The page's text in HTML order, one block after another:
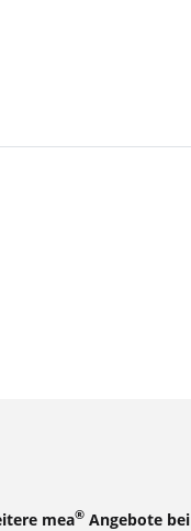
mea® Angebote bei